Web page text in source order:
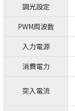
調光設定
PWM周波数
入力電源
消費電力
突入電流